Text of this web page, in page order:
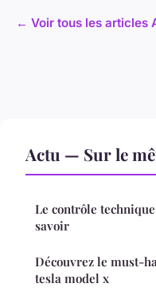
← Voir tous les articles
Actu — Sur le
Le contrôle
savoir
Découvrez le must-
tesla model x